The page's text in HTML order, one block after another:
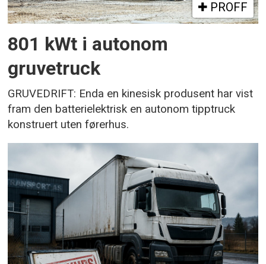
PROFF
801 kWt i autonom
gruvetruck
GRUVEDRIFT: Enda en kinesisk produsent har vist
fram den batterielektrisk en autonom tipptruck
konstruert uten førerhus.